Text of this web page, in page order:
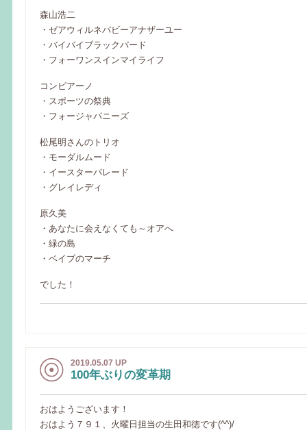
森山浩二
・ゼアウィルネバビーアナザーユー
・バイバイブラックバード
・フォーワンスインマイライフ
コンビアーノ
・スポーツの祭典
・フォージャパニーズ
松尾明さんのトリオ
・モーダルムード
・イースターパレード
・グレイレディ
原久美
・あなたに会えなくても～オアへ
・緑の島
・ベイブのマーチ
でした！
2019.05.07 UP
100年ぶりの変革期
おはようございます！
おはよう７９１、火曜日担当の生田和徳です(^^)/